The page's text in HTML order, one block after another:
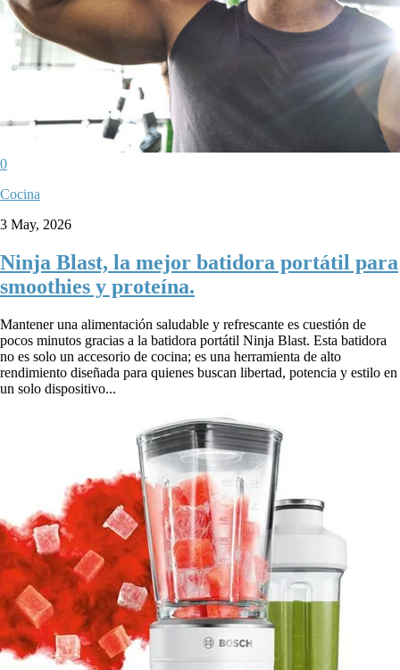
0
Cocina
3 May, 2026
Ninja Blast, la mejor batidora portátil para
smoothies y proteína.
Mantener una alimentación saludable y refrescante es cuestión de
pocos minutos gracias a la batidora portátil Ninja Blast. Esta batidora
no es solo un accesorio de cocina; es una herramienta de alto
rendimiento diseñada para quienes buscan libertad, potencia y estilo en
un solo dispositivo...